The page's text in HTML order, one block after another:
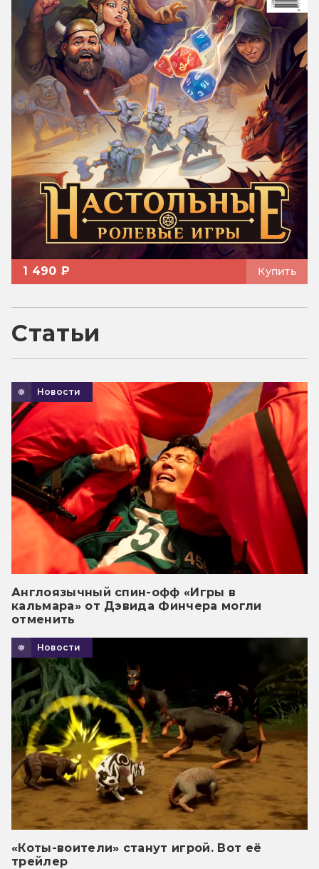
1 490 ₽ Купить
Статьи
Новости
Англоязычный спин-офф «Игры в
кальмара» от Дэвида Финчера могли
отменить
Новости
«Коты-воители» станут игрой. Вот её
трейлер